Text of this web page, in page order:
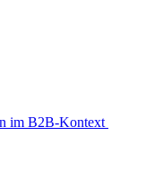
im B2B-Kontext